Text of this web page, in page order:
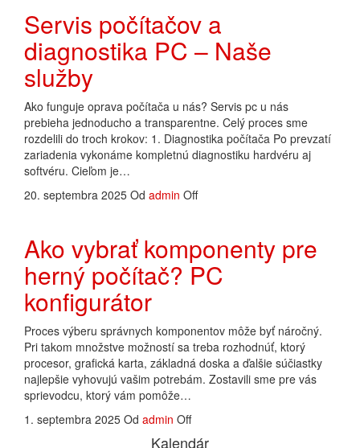
Servis počítačov a
diagnostika PC – Naše
služby
Ako funguje oprava počítača u nás? Servis pc u nás
prebieha jednoducho a transparentne. Celý proces sme
rozdelili do troch krokov: 1. Diagnostika počítača Po prevzatí
zariadenia vykonáme kompletnú diagnostiku hardvéru aj
softvéru. Cieľom je…
20. septembra 2025 Od admin Off
Ako vybrať komponenty pre
herný počítač? PC
konfigurátor
Proces výberu správnych komponentov môže byť náročný.
Pri takom množstve možností sa treba rozhodnúť, ktorý
procesor, grafická karta, základná doska a ďalšie súčiastky
najlepšie vyhovujú vašim potrebám. Zostavili sme pre vás
sprievodcu, ktorý vám pomôže…
1. septembra 2025 Od admin Off
Kalendár